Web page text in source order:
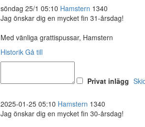
söndag 25/1 05:10 Hamstern 1340
Jag önskar dig en mycket fin 31-årsdag!
Med vänliga grattispussar, Hamstern
Historik Gå till
Privat inlägg
2025-01-25 05:10 Hamstern 1340
Jag önskar dig en mycket fin 30-årsdag!